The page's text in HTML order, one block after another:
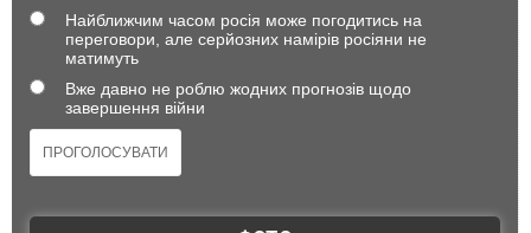
Найближчим часом росія може погодитись на
переговори, але серйозних намірів росіяни не
матимуть
Вже давно не роблю жодних прогнозів щодо
завершення війни